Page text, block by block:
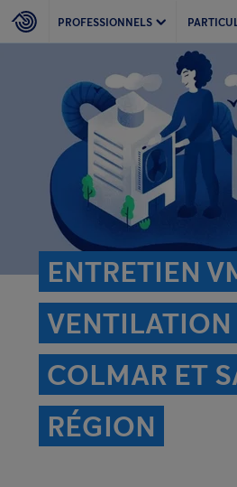
PROFESSIONNELS
ENTRETIEN
COLMAR ET
RÉGION